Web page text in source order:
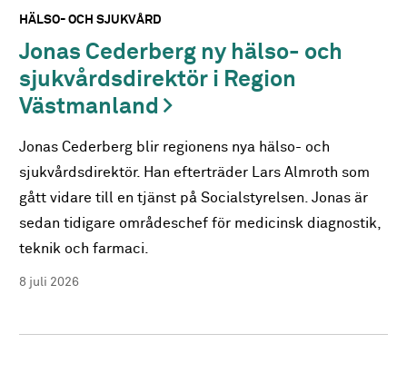
HÄLSO- OCH SJUKVÅRD
Jonas Cederberg ny hälso- och
sjukvårdsdirektör i Region
Västmanland
Jonas Cederberg blir regionens nya hälso- och
sjukvårdsdirektör. Han efterträder Lars Almroth som
gått vidare till en tjänst på Socialstyrelsen. Jonas är
sedan tidigare områdeschef för medicinsk diagnostik,
teknik och farmaci.
8 juli 2026